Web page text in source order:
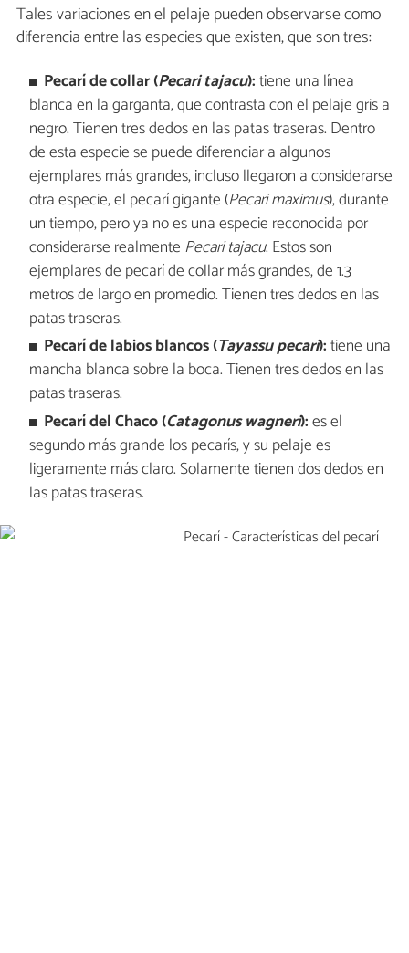
Tales variaciones en el pelaje pueden observarse como
diferencia entre las especies que existen, que son tres:
Pecarí de collar (Pecari tajacu):tiene una línea
blanca en la garganta, que contrasta con el pelaje gris a
negro. Tienen tres dedos en las patas traseras. Dentro
de esta especie se puede diferenciar a algunos
ejemplares más grandes, incluso llegaron a considerarse
otra especie, el pecarí gigante (Pecari maximus), durante
un tiempo, pero ya no es una especie reconocida por
considerarse realmente Pecari tajacu. Estos son
ejemplares de pecarí de collar más grandes, de 1.3
metros de largo en promedio. Tienen tres dedos en las
patas traseras.
Pecarí de labios blancos (Tayassu pecari):tiene una
mancha blanca sobre la boca. Tienen tres dedos en las
patas traseras.
Pecarí del Chaco (Catagonus wagneri):es el
segundo más grande los pecarís, y su pelaje es
ligeramente más claro. Solamente tienen dos dedos en
las patas traseras.